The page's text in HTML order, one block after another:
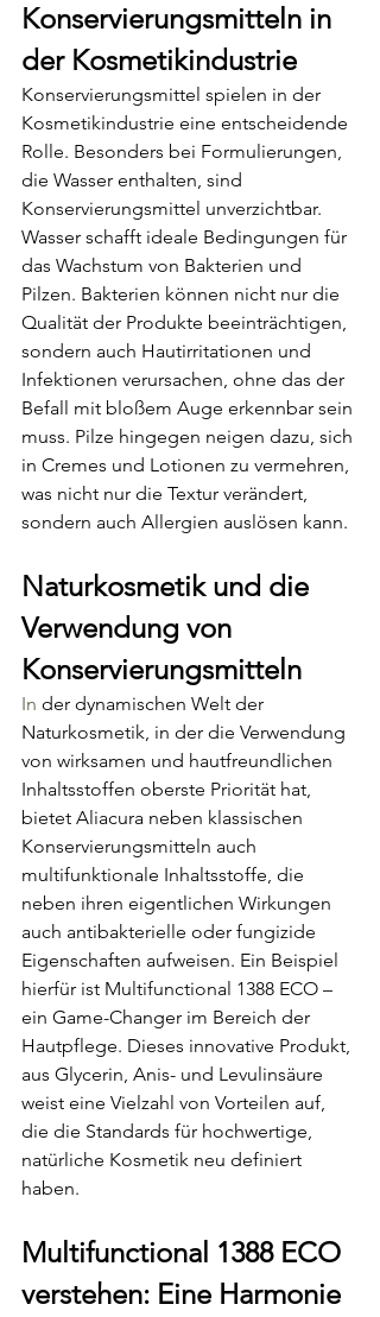
Konservierungsmitteln in
der Kosmetikindustrie
Konservierungsmittel spielen in der
Kosmetikindustrie eine entscheidende
Rolle. Besonders bei Formulierungen,
die Wasser enthalten, sind
Konservierungsmittel unverzichtbar.
Wasser schafft ideale Bedingungen für
das Wachstum von Bakterien und
Pilzen. Bakterien können nicht nur die
Qualität der Produkte beeinträchtigen,
sondern auch Hautirritationen und
Infektionen verursachen, ohne das der
Befall mit bloßem Auge erkennbar sein
muss. Pilze hingegen neigen dazu, sich
in Cremes und Lotionen zu vermehren,
was nicht nur die Textur verändert,
sondern auch Allergien auslösen kann.
Naturkosmetik und die
Verwendung von
Konservierungsmitteln
In der dynamischen Welt der
Naturkosmetik, in der die Verwendung
von wirksamen und hautfreundlichen
Inhaltsstoffen oberste Priorität hat,
bietet Aliacura neben klassischen
Konservierungsmitteln auch
multifunktionale Inhaltsstoffe, die
neben ihren eigentlichen Wirkungen
auch antibakterielle oder fungizide
Eigenschaften aufweisen. Ein Beispiel
hierfür ist Multifunctional 1388 ECO –
ein Game-Changer im Bereich der
Hautpflege. Dieses innovative Produkt,
aus Glycerin, Anis- und Levulinsäure
weist eine Vielzahl von Vorteilen auf,
die die Standards für hochwertige,
natürliche Kosmetik neu definiert
haben.
Multifunctional 1388 ECO
verstehen: Eine Harmonie